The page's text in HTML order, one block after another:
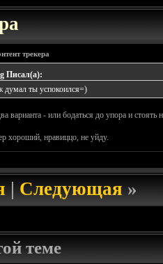
трекера
Писал(а):
думал ты успокоился=)
варианта - или бодаться до упора и
хороший, нравиццо, не уйду.
|Следующая»
теме